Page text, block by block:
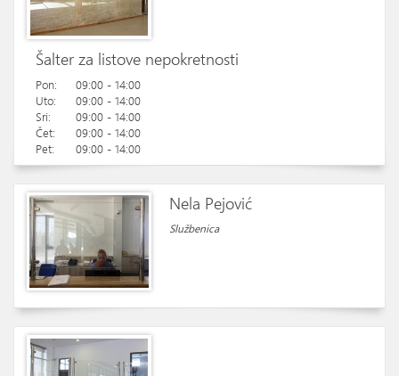
Šalter za listove nepokretnosti
Pon:
09:00 - 14:00
Uto:
09:00 - 14:00
Sri:
09:00 - 14:00
Čet:
09:00 - 14:00
Pet:
09:00 - 14:00
Nela Pejović
Službenica